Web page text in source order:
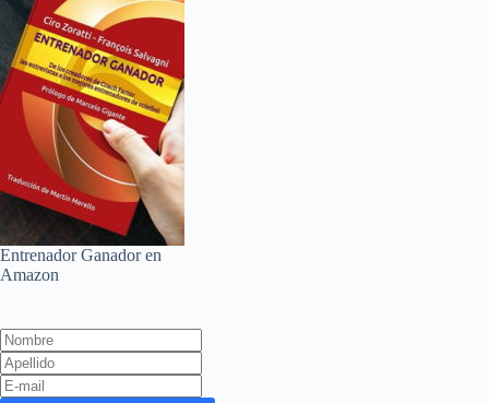
Entrenador Ganador en
Amazon
Leave
this
field
blank